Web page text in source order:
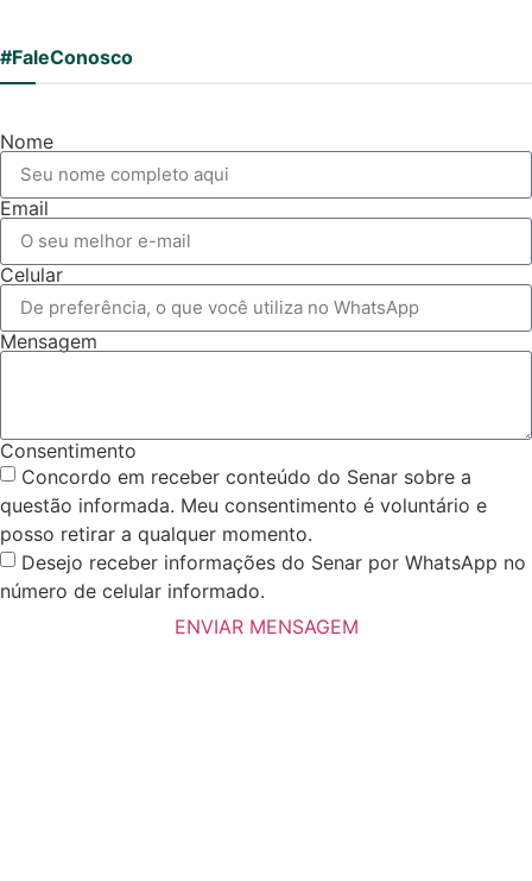
#FaleConosco
Nome
Email
Celular
Mensagem
Consentimento
Concordo em receber conteúdo do Senar sobre a
questão informada. Meu consentimento é voluntário e
posso retirar a qualquer momento.
Desejo receber informações do Senar por WhatsApp no
número de celular informado.
ENVIAR MENSAGEM